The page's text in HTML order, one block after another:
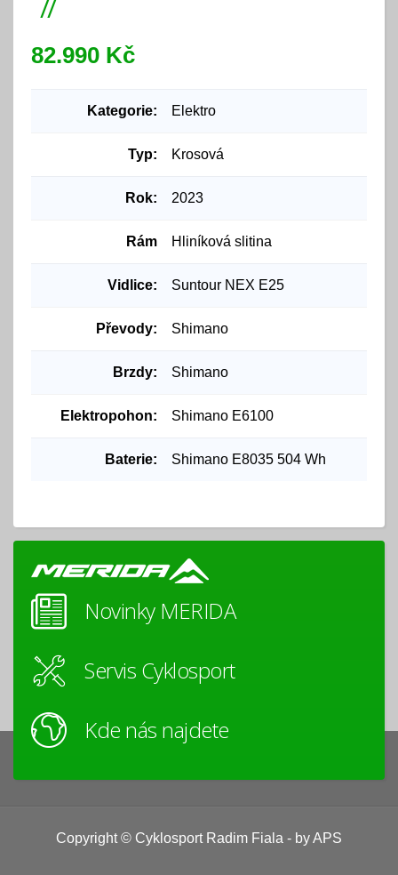
82.990 Kč
Kategorie: Elektro
Typ: Krosová
Rok: 2023
Rám Hliníková slitina
Vidlice: Suntour NEX E25
Převody: Shimano
Brzdy: Shimano
Elektropohon: Shimano E6100
Baterie: Shimano E8035 504 Wh
Novinky MERIDA
Servis Cyklosport
Kde nás najdete
Copyright © Cyklosport Radim Fiala - by APS